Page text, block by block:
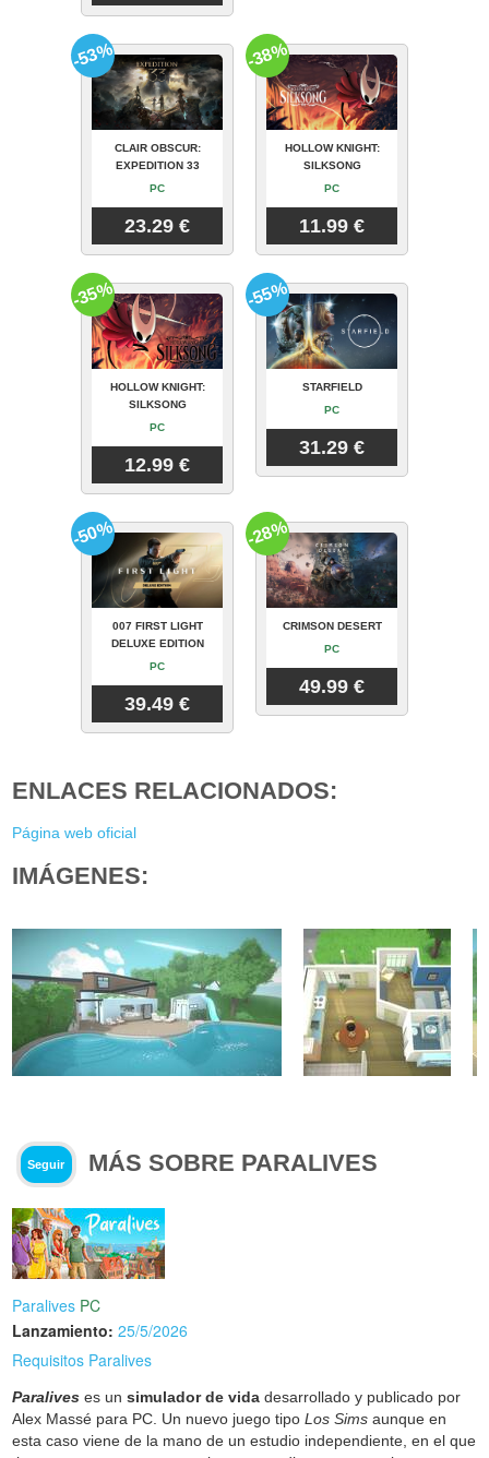
CLAIR OBSCUR:
EXPEDITION 33
PC
23.29 €
-53%
HOLLOW KNIGHT:
SILKSONG
PC
11.99 €
-38%
HOLLOW KNIGHT:
SILKSONG
PC
12.99 €
-35%
STARFIELD
PC
31.29 €
-55%
007 FIRST LIGHT
DELUXE EDITION
PC
39.49 €
-50%
CRIMSON DESERT
PC
49.99 €
-28%
ENLACES RELACIONADOS:
Página web oficial
IMÁGENES:
Seguir MÁS SOBRE PARALIVES
Paralives PC
Lanzamiento: 25/5/2026
Requisitos Paralives
Paralives es unsimulador de vida desarrollado y publicado por
Alex Massé para PC. Un nuevo juego tipoLos Sims aunque en
esta caso viene de la mano de un estudio independiente, en el que